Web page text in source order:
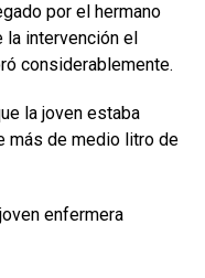
por el hermano
intervención el
considerablemente.
la joven estaba
más de medio litro de
enfermera